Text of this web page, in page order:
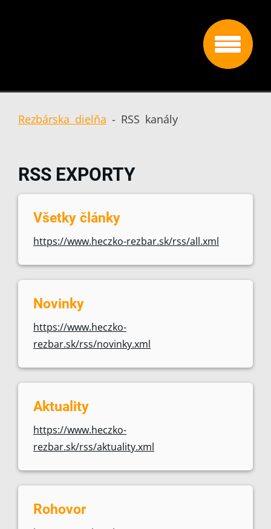
Rezbárska dielňa - RSS kanály
RSS EXPORTY
Všetky články
https://www.heczko-rezbar.sk/rss/all.xml
Novinky
https://www.heczko-
rezbar.sk/rss/novinky.xml
Aktuality
https://www.heczko-
rezbar.sk/rss/aktuality.xml
Rohovor